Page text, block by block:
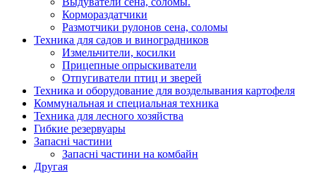
Кормораздатчики
Размотчики рулонов сена, соломы
Техника для садов и виноградников
Измельчители, косилки
Прицепные опрыскиватели
Отпугиватели птиц и зверей
Техника и оборудование для возделывания картофеля
Коммунальная и специальная техника
Техника для лесного хозяйства
Гибкие резервуары
Запасні частини
Запасні частини на комбайн
Другая